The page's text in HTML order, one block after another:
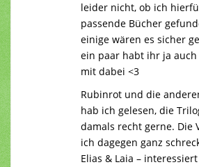
leider nicht, ob ich
passende Bücher
einige wären es sicher
ein paar habt ihr ja auch
mit dabei <3
Rubinrot und die
hab ich gelesen, die
damals recht gerne. Die
ich dagegen ganz
Elias & Laia –